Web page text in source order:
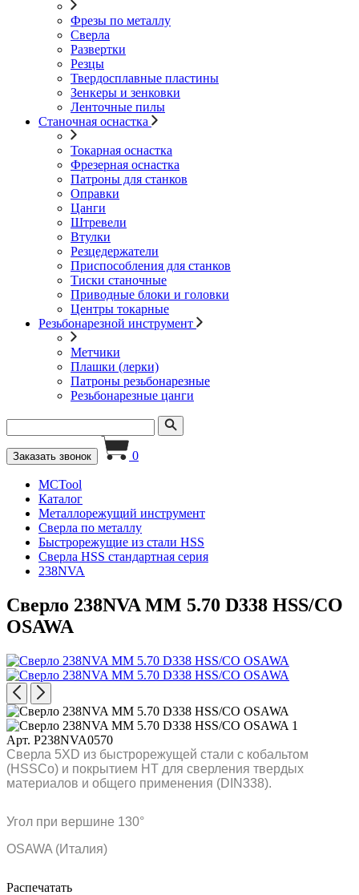
Фрезы по металлу
Сверла
Развертки
Резцы
Твердосплавные пластины
Зенкеры и зенковки
Ленточные пилы
Станочная оснастка
Токарная оснастка
Фрезерная оснастка
Патроны для станков
Оправки
Цанги
Штревели
Втулки
Резцедержатели
Приспособления для станков
Тиски станочные
Приводные блоки и головки
Центры токарные
Резьбонарезной инструмент
Метчики
Плашки (лерки)
Патроны резьбонарезные
Резьбонарезные цанги
Заказать звонок 0
MCTool
Каталог
Металлорежущий инструмент
Сверла по металлу
Быстрорежущие из стали HSS
Сверла HSS стандартная серия
238NVA
Сверло 238NVA MM 5.70 D338 HSS/CO
OSAWA
Арт. P238NVA0570
Сверла 5XD из быстрорежущей стали с кобальтом
(HSSCo) и покрытием HT для сверления твердых
материалов и общего применения (DIN338).
Угол при вершине 130°
OSAWA (Италия)
Распечатать